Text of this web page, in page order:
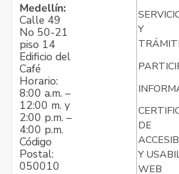
Medellín:
Calle 49
No 50-21
piso 14
Edificio del
Café
Horario:
8:00 a.m. –
12:00 m. y
2:00 p.m. –
4:00 p.m.
Código
Postal:
050010
Y
DE
Y
WEB